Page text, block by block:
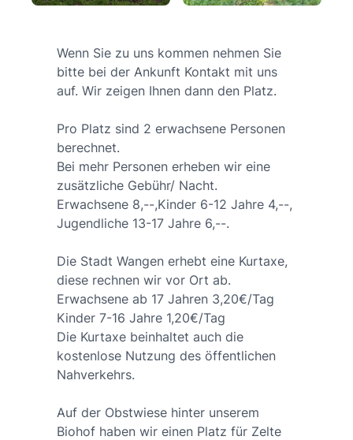
Wenn Sie zu uns kommen nehmen Sie
bitte bei der Ankunft Kontakt mit uns
auf. Wir zeigen Ihnen dann den Platz.
Pro Platz sind 2 erwachsene Personen
berechnet.
Bei mehr Personen erheben wir eine
zusätzliche Gebühr/ Nacht.
Erwachsene 8,--,Kinder 6-12 Jahre 4,--,
Jugendliche 13-17 Jahre 6,--.
Die Stadt Wangen erhebt eine Kurtaxe,
diese rechnen wir vor Ort ab.
Erwachsene ab 17 Jahren 3,20€/Tag
Kinder 7-16 Jahre 1,20€/Tag
Die Kurtaxe beinhaltet auch die
kostenlose Nutzung des öffentlichen
Nahverkehrs.
Auf der Obstwiese hinter unserem
Biohof haben wir einen Platz für Zelte